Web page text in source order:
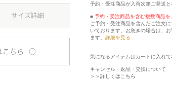
サイズ詳細
予約・受注商品が入荷次第ご発送と
■ 予約・受注商品を含む複数商品
ご予約・受注商品を含んだご注文
いております。お急ぎの場合は、
ます。 詳細を見る
気になるアイテムはカートに入れて
キャンセル・返品・交換について
＞＞詳しくはこちら